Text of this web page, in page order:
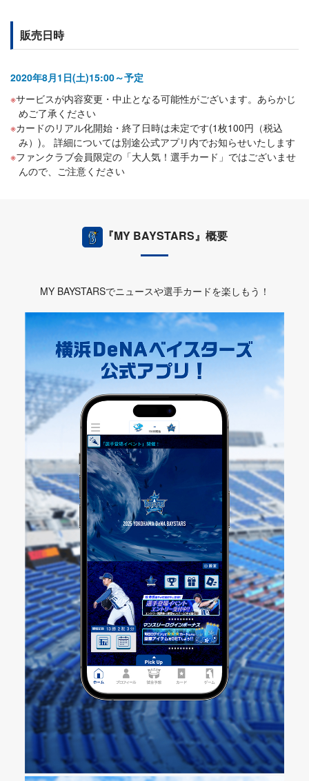
販売日時
2020年8月1日(土)15:00～予定
サービスが内容変更・中止となる可能性がございます。あらかじ
めご了承ください
カードのリアル化開始・終了日時は未定です(1枚100円（税込
み）)。 詳細については別途公式アプリ内でお知らせいたします
ファンクラブ会員限定の「大人気！選手カード」ではございませ
んので、ご注意ください
『MY BAYSTARS』概要
MY BAYSTARSでニュースや選手カードを楽しもう！